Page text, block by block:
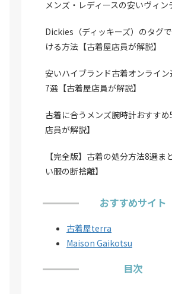
メンズ・レディースの安いヴィン
Dickies（ディッキーズ）のタグ
ける方法【古着屋店員が解説】
安いハイブランド古着オンライン
7選【古着屋店員が解説】
古着に合うメンズ腕時計おすす
店員が解説】
【完全版】古着の処分方法8選ま
い服の断捨離】
おすすめサイト
古着屋terra
Maison Gaikotsu
目次